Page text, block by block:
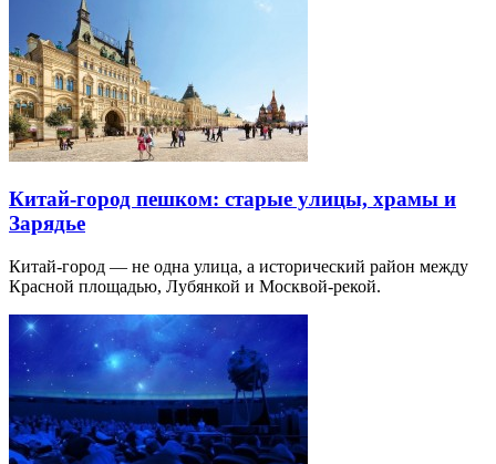
Интересные статьи и публикации
Где отметить день рождения ребенка в Москве —
10 лучших вариантов
Для празднования дня рождения ребенка в Москве можно
найти множество интересных мест…